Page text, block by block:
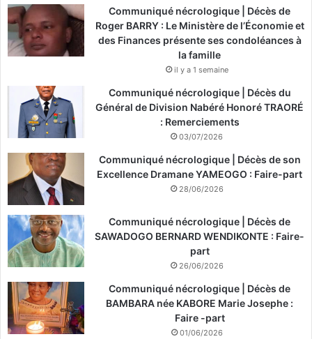
Communiqué nécrologique | Décès de
Roger BARRY : Le Ministère de l’Économie et
des Finances présente ses condoléances à
la famille
il y a 1 semaine
Communiqué nécrologique | Décès du
Général de Division Nabéré Honoré TRAORÉ
: Remerciements
03/07/2026
Communiqué nécrologique | Décès de son
Excellence Dramane YAMEOGO : Faire-part
28/06/2026
Communiqué nécrologique | Décès de
SAWADOGO BERNARD WENDIKONTE : Faire-
part
26/06/2026
Communiqué nécrologique | Décès de
BAMBARA née KABORE Marie Josephe :
Faire -part
01/06/2026